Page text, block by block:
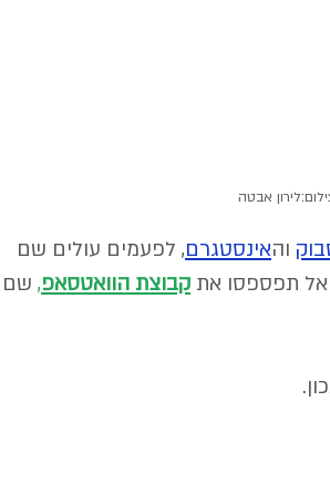
אבטה
והאינסטגרם, לפעמים עולים שם
אל תפספסו את קבוצת הוואטסאפ, שם